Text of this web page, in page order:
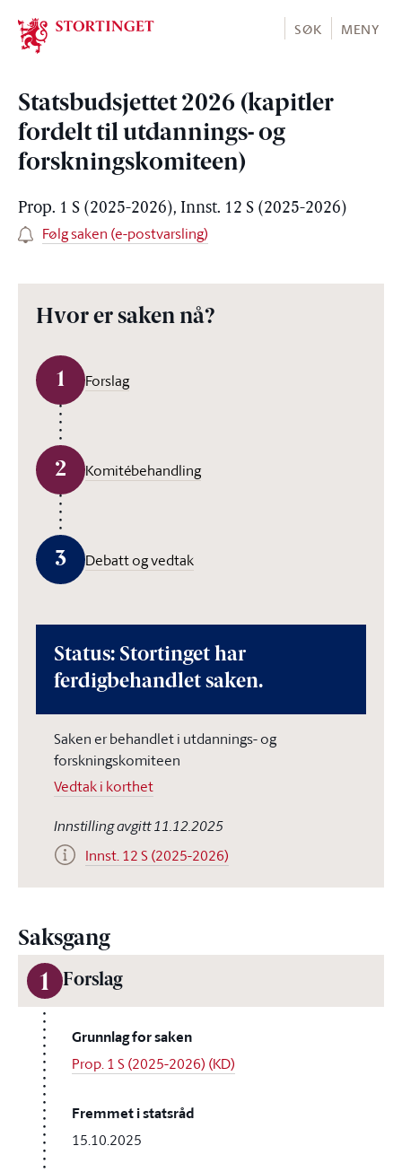
Stortinget.no
SØK MENY
Statsbudsjettet 2026 (kapitler
fordelt til utdannings- og
forskningskomiteen)
Prop. 1 S (2025-2026), Innst. 12 S (2025-2026)
Følg saken (e-postvarsling)
Hvor er saken nå?
1 Forslag
2 Komitébehandling
3 Debatt og vedtak
Status: Stortinget har
ferdigbehandlet saken.
Saken er behandlet i utdannings- og
forskningskomiteen
Vedtak i korthet
Innstilling avgitt 11.12.2025
Innst. 12 S (2025-2026)
Saksgang
1 Forslag
Grunnlag for saken
Prop. 1 S (2025-2026) (KD)
Fremmet i statsråd
15.10.2025